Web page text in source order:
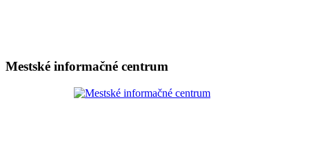
Mestské informačné centrum